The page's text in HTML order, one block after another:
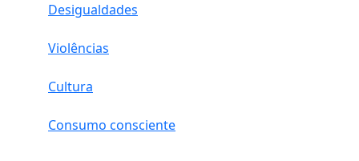
Desigualdades
Violências
Cultura
Consumo consciente